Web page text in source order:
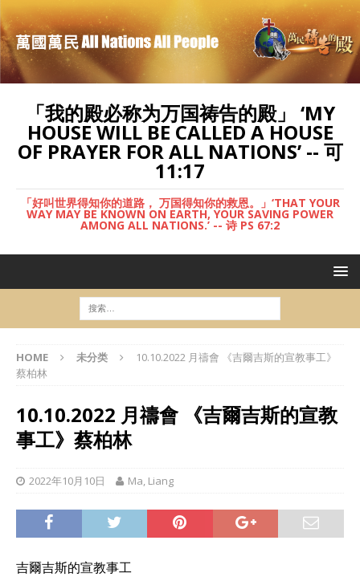
「我的殿必称为万国祷告的殿」 ‘MY
HOUSE WILL BE CALLED A HOUSE
OF PRAYER FOR ALL NATIONS’ -- 可
11:17
「好叫世界得知你的道路， 万国得知你的救恩。」‘THAT YOUR
WAY MAY BE KNOWN ON EARTH, YOUR SAVING POWER
AMONG ALL NATIONS.’ -- 诗 PS 67:2
HOME 未分类
10.10.2022 月禱會 《吉爾吉斯的宣教事工》
蔡柏林
10.10.2022 月禱會 《吉爾吉斯的宣教
事工》蔡柏林
2022年10月10日 Ma, Liang
吉爾吉斯的宣教事工